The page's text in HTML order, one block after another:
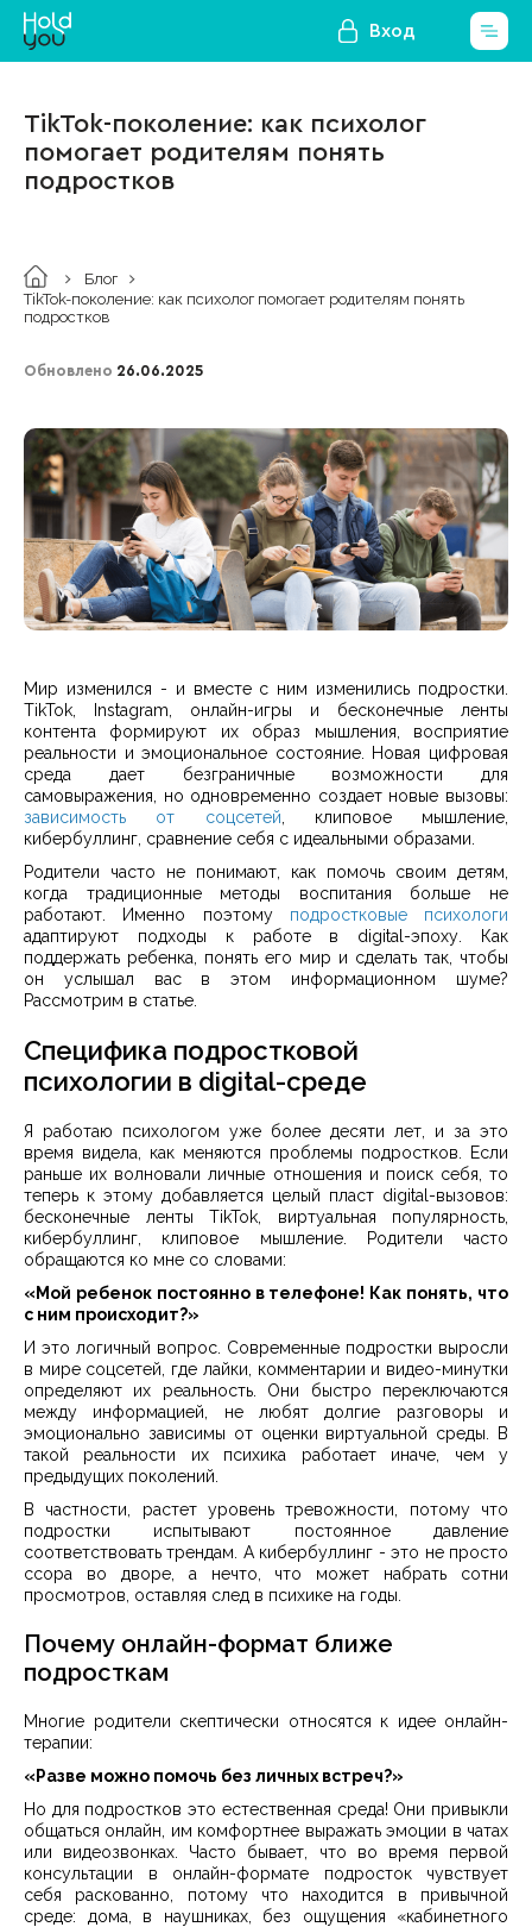
Вход
TikTok-поколение: как психолог
помогает родителям понять
подростков
Блог
TikTok-поколение: как психолог помогает родителям понять
подростков
Обновлено 26.06.2025
Мир изменился - и вместе с ним изменились подростки.
TikTok, Instagram, онлайн-игры и бесконечные ленты
контента формируют их образ мышления, восприятие
реальности и эмоциональное состояние. Новая цифровая
среда дает безграничные возможности для
самовыражения, но одновременно создает новые вызовы:
зависимость от соцсетей , клиповое мышление,
кибербуллинг, сравнение себя с идеальными образами.
Родители часто не понимают, как помочь своим детям,
когда традиционные методы воспитания больше не
работают. Именно поэтому подростковые психологи
адаптируют подходы к работе в digital-эпоху. Как
поддержать ребенка, понять его мир и сделать так, чтобы
он услышал вас в этом информационном шуме?
Рассмотрим в статье.
Специфика подростковой
психологии в digital-среде
Я работаю психологом уже более десяти лет, и за это
время видела, как меняются проблемы подростков. Если
раньше их волновали личные отношения и поиск себя, то
теперь к этому добавляется целый пласт digital-вызовов:
бесконечные ленты TikTok, виртуальная популярность,
кибербуллинг, клиповое мышление. Родители часто
обращаются ко мне со словами:
«Мой ребенок постоянно в телефоне! Как понять, что
с ним происходит?»
И это логичный вопрос. Современные подростки выросли
в мире соцсетей, где лайки, комментарии и видео-минутки
определяют их реальность. Они быстро переключаются
между информацией, не любят долгие разговоры и
эмоционально зависимы от оценки виртуальной среды. В
такой реальности их психика работает иначе, чем у
предыдущих поколений.
В частности, растет уровень тревожности, потому что
подростки испытывают постоянное давление
соответствовать трендам. А кибербуллинг - это не просто
ссора во дворе, а нечто, что может набрать сотни
просмотров, оставляя след в психике на годы.
Почему онлайн-формат ближе
подросткам
Многие родители скептически относятся к идее онлайн-
терапии:
«Разве можно помочь без личных встреч?»
Но для подростков это естественная среда! Они привыкли
общаться онлайн, им комфортнее выражать эмоции в чатах
или видеозвонках. Часто бывает, что во время первой
консультации в онлайн-формате подросток чувствует
себя раскованно, потому что находится в привычной
среде: дома, в наушниках, без ощущения «кабинетного